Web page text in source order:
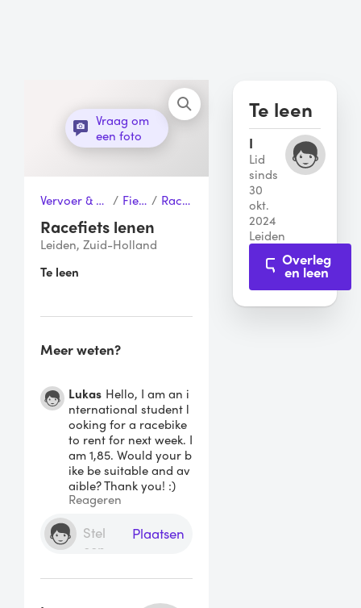
Vraag om
een foto
Vervoer & Transport / Fietsen / Racefiets
Racefiets lenen
Leiden, Zuid-Holland
Te leen
Meer weten?
Lukas Hello, I am an i
nternational student l
ooking for a racebike
to rent for next week. I
am 1,85. Would your b
ike be suitable and av
aible? Thank you! :)
Reageren
Plaatsen
Te leen
I
Lid
sinds
30
okt.
2024
Leiden
Overleg
en leen